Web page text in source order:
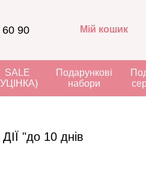
90 Мій кошик
SALE
Подарункові
набори
"до 10 днів